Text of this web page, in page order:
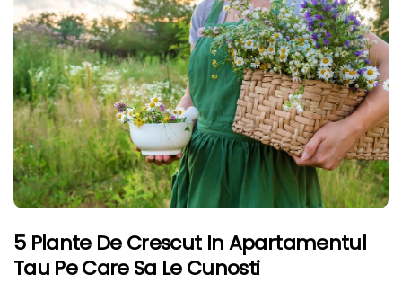
5 Plante De Crescut In Apartamentul
Tau Pe Care Sa Le Cunosti